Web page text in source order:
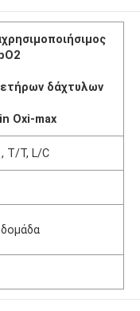
δάχτυλων
Oxi-max
T/T, L/C